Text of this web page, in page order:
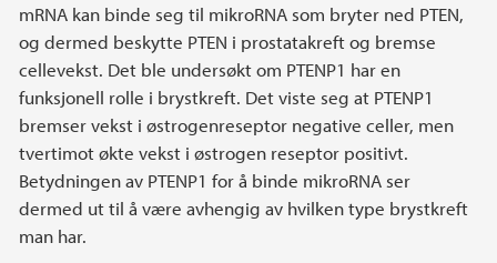
mRNA kan binde seg til mikroRNA som bryter ned PTEN,
og dermed beskytte PTEN i prostatakreft og bremse
cellevekst. Det ble undersøkt om PTENP1 har en
funksjonell rolle i brystkreft. Det viste seg at PTENP1
bremser vekst i østrogenreseptor negative celler, men
tvertimot økte vekst i østrogen reseptor positivt.
Betydningen av PTENP1 for å binde mikroRNA ser
dermed ut til å være avhengig av hvilken type brystkreft
man har.